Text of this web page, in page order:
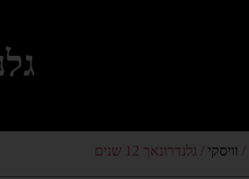
/ וויסקי / גלנדרונאך 12 שנים